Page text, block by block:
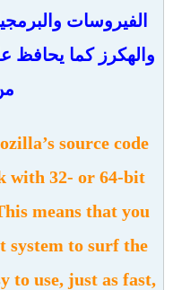
الفيروسات
والهكرز كما يحافظ
source code
with 32- or 64-bit
means that you
system to surf the
to use, just as fast,